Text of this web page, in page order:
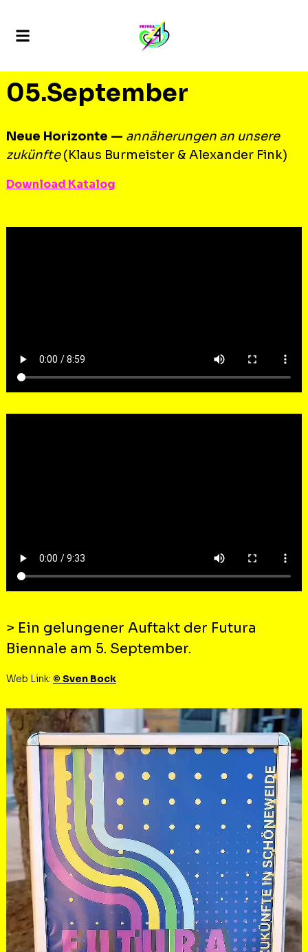
05.September
Neue Horizonte — annäherungen an unsere
zukünfte(Klaus Burmeister & Alexander Fink)
Download Katalog
> Ein gelungener Auftakt der Futura
Biennale am 5. September.
Web Link: © Sven Bock